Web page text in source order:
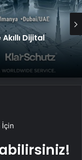
Dijital
Hizmetleri
İçin